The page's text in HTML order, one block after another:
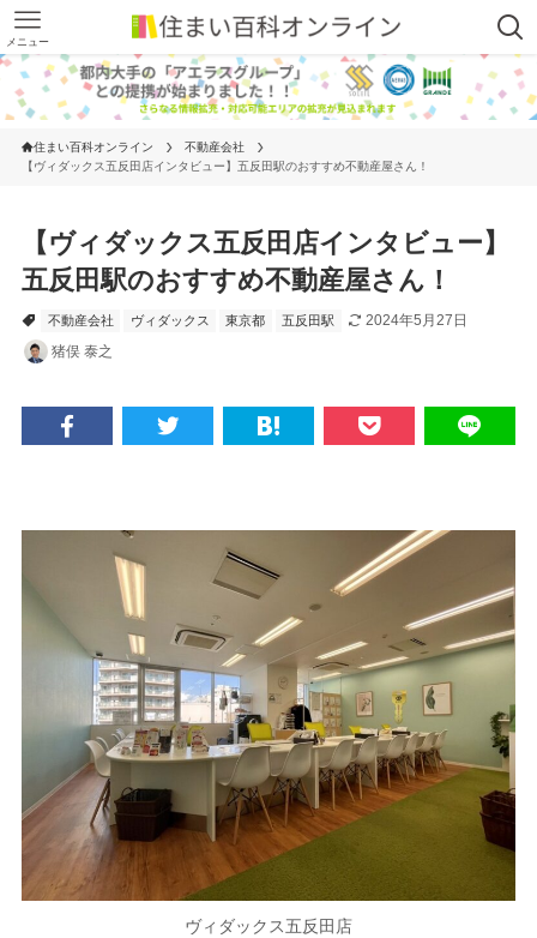
メニュー
住まい百科オンライン
不動産会社
【ヴィダックス五反田店インタビュー】五反田駅のおすすめ不動産屋さん！
【ヴィダックス五反田店インタビュー】
五反田駅のおすすめ不動産屋さん！
不動産会社 ヴィダックス 東京都 五反田駅
2024年5月27日
猪俣 泰之
ヴィダックス五反田店